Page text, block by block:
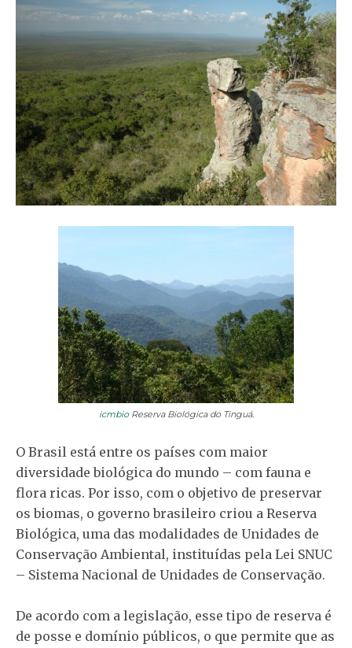
icmbioReserva Biológica do Tinguá.
O Brasil está entre os países com maior
diversidade biológica do mundo – com fauna e
flora ricas. Por isso, com o objetivo de preservar
os biomas, o governo brasileiro criou a Reserva
Biológica, uma das modalidades de Unidades de
Conservação Ambiental, instituídas pela Lei SNUC
– Sistema Nacional de Unidades de Conservação.
De acordo com a legislação, esse tipo de reserva é
de posse e domínio públicos, o que permite que as